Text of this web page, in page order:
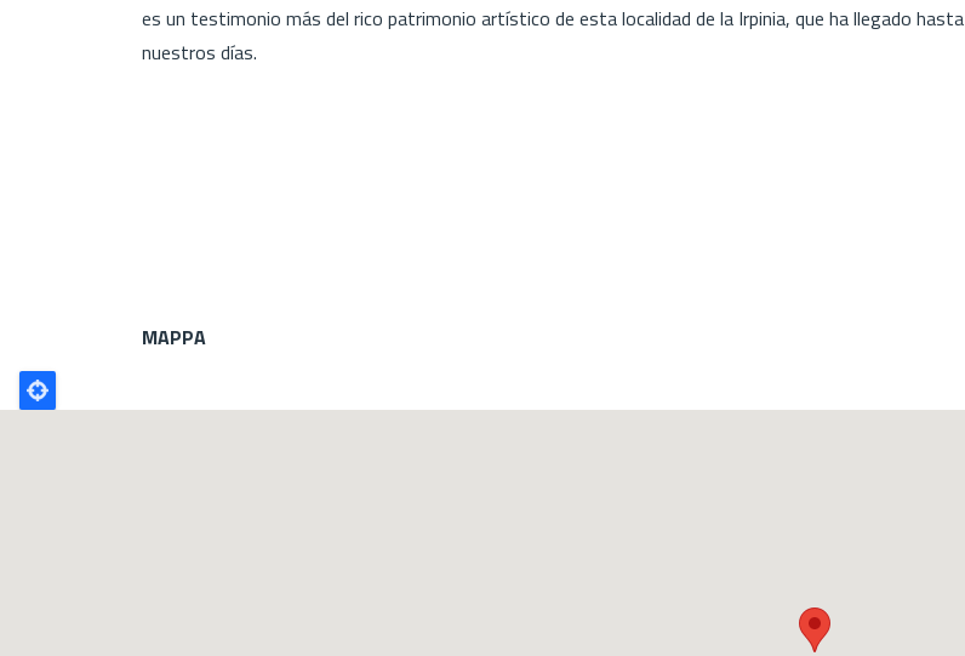
es un testimonio más del rico patrimonio artístico de esta localidad de la Irpinia, que ha llegado hasta
nuestros días.
MAPPA
Poligono
GEO